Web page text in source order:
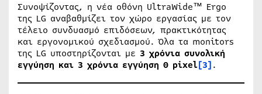
Συνοψίζοντας, η νέα οθόνη UltraWide™ Ergo
της LG αναβαθμίζει τον χώρο εργασίας με τον
τέλειο συνδυασμό επιδόσεων, πρακτικότητας
και εργονομικού σχεδιασμού. Όλα τα monitors
της LG υποστηρίζονται με 3 χρόνια συνολική
εγγύηση και 3 χρόνια εγγύηση 0 pixel[3].